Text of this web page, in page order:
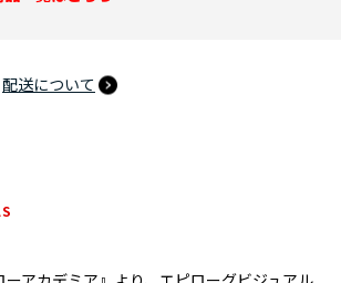
配送について